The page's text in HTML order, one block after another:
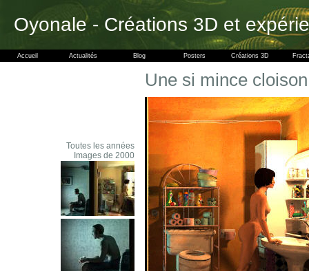
Oyonale - Créations 3D et
Accueil Actualités Blog Posters Créations 3D
Toutes les années
Images de 2000
Une si mince